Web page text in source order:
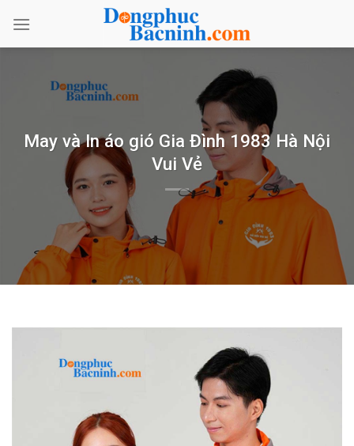
qua
nội
May và In áo gió Gia Đình 1983 Hà Nội
Vui Vẻ